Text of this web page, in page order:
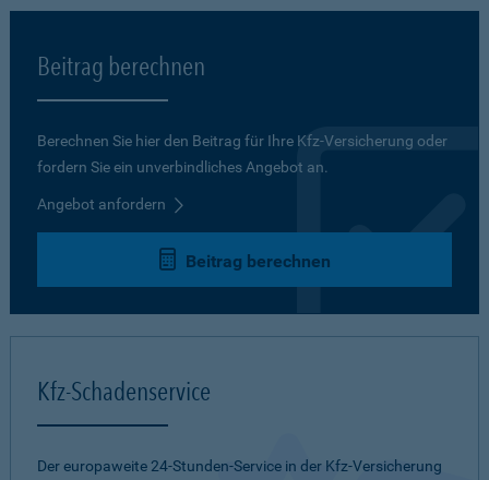
Beitrag berechnen
Berechnen Sie hier den Beitrag für Ihre Kfz-Versicherung oder
fordern Sie ein unverbindliches Angebot an.
Angebot anfordern
Beitrag berechnen
Kfz-Schadenservice
Der europaweite 24-Stunden-Service in der Kfz-Versicherung